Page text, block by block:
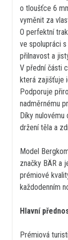
o tloušťce 6
vyměnit za
O perfektní
ve spolupráci
přilnavost a
V přední části
která zajišťuje
Podporuje
nadměrnému
Díky
držení těla a
Model
značky BÄR a
prémiové
každodenním
Hlavní
Prémiová